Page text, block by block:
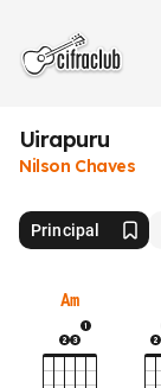
Uirapuru
Nilson Chaves
Principal
Am